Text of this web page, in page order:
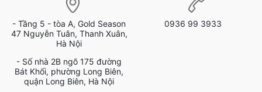
- Tầng 5 - tòa A, Gold Season
47 Nguyễn Tuân, Thanh Xuân,
Hà Nội
- Số nhà 2B ngõ 175 đường
Bát Khối, phường Long Biên,
quận Long Biên, Hà Nội
0936 99 3933